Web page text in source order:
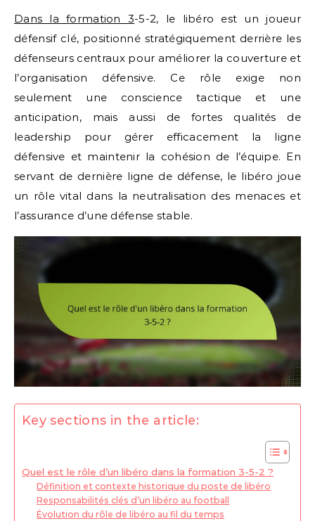
Dans la formation 3-5-2, le libéro est un joueur
défensif clé, positionné stratégiquement derrière les
défenseurs centraux pour améliorer la couverture et
l’organisation défensive. Ce rôle exige non
seulement une conscience tactique et une
anticipation, mais aussi de fortes qualités de
leadership pour gérer efficacement la ligne
défensive et maintenir la cohésion de l’équipe. En
servant de dernière ligne de défense, le libéro joue
un rôle vital dans la neutralisation des menaces et
l’assurance d’une défense stable.
Key sections in the article:
Quel est le rôle d’un libéro dans la formation 3-5-2 ?
Définition et contexte historique du poste de libéro
Responsabilités clés d’un libéro au football
Évolution du rôle de libéro au fil du temps